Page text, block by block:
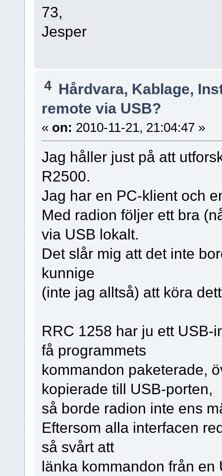
73,
Jesper
4 Hårdvara, Kablage,
remote via USB?
« on: 2010-11-21, 21:04:47 »
Jag håller just på att
R2500.
Jag har en PC-klient och
Med radion följer ett bra
via USB lokalt.
Det slår mig att det inte
kunnige
(inte jag alltså) att köra
RRC 1258 har ju ett USB-
få programmets
kommandon paketerade,
kopierade till USB-porten,
så borde radion inte ens
Eftersom alla interfacen
så svårt att
länka kommandon från